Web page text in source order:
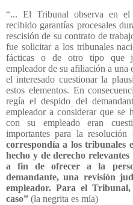
“... El Tribunal observa en el
recibido garantías procesales
rescisión de su contrato de
fue solicitar a los tribunales
fácticas o de otro tipo que
empleador de su afiliación a
el interesado cuestionar la
estos elementos. En
regía el despido del
empleador a considerar que
con su empleado eran
importantes para la
correspondía a los tribunales
hecho y de derecho
a fin de ofrecer a la
demandante, una revisión
empleador. Para el
caso” (la negrita es mía)